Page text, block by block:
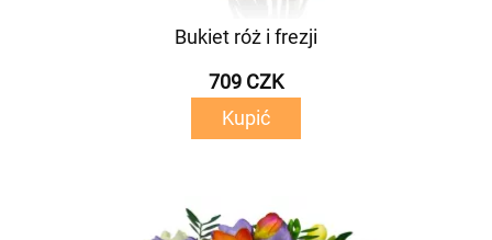
Bukiet róż i frezji
709 CZK
Kupić